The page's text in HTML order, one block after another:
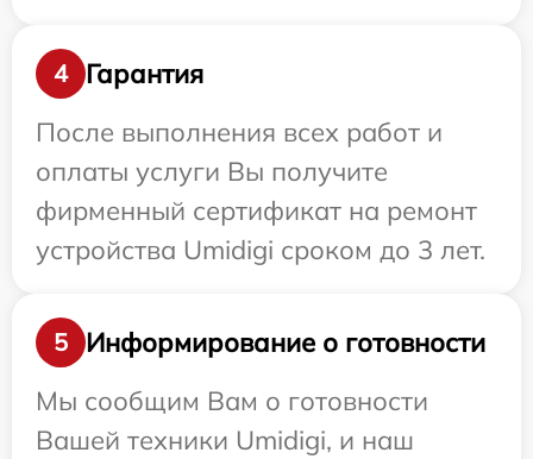
4
Гарантия
После выполнения всех работ и
оплаты услуги Вы получите
фирменный сертификат на ремонт
устройства Umidigi сроком до 3 лет.
5
Информирование о готовности
Мы сообщим Вам о готовности
Вашей техники Umidigi, и наш